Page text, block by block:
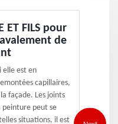
ET FILS pour
de
elle est en
capillaires,
façade. Les joints
peinture peut se
situations, il est